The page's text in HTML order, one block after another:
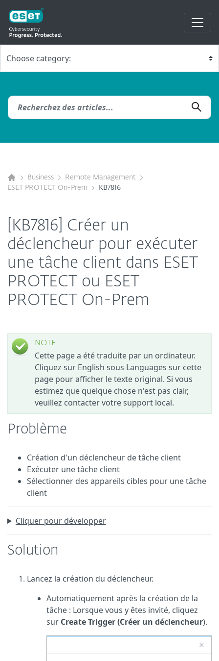
Business
Remote Management
ESET PROTECT On-Prem
KB7816
[KB7816] Créer un
déclencheur pour exécuter
une tâche client dans ESET
PROTECT ou ESET
PROTECT On-Prem
NOTE:
Cette page a été traduite par un ordinateur.
Cliquez sur English sous Languages sur cette
page pour afficher le texte original. Si vous
estimez que quelque chose n'est pas clair,
veuillez contacter votre support local.
Problème
Création d'un déclencheur de tâche client
Exécuter une tâche client
Sélectionner des appareils cibles pour une tâche
client
Cliquer pour développer
Solution
Lancez la création du déclencheur.
Automatiquement après la création de la
tâche : Lorsque vous y êtes invité, cliquez
sur Create Trigger (Créer un déclencheur).